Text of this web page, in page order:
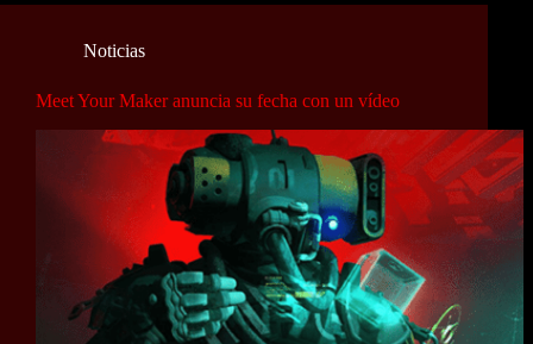
Noticias
Meet Your Maker anuncia su fecha con un vídeo